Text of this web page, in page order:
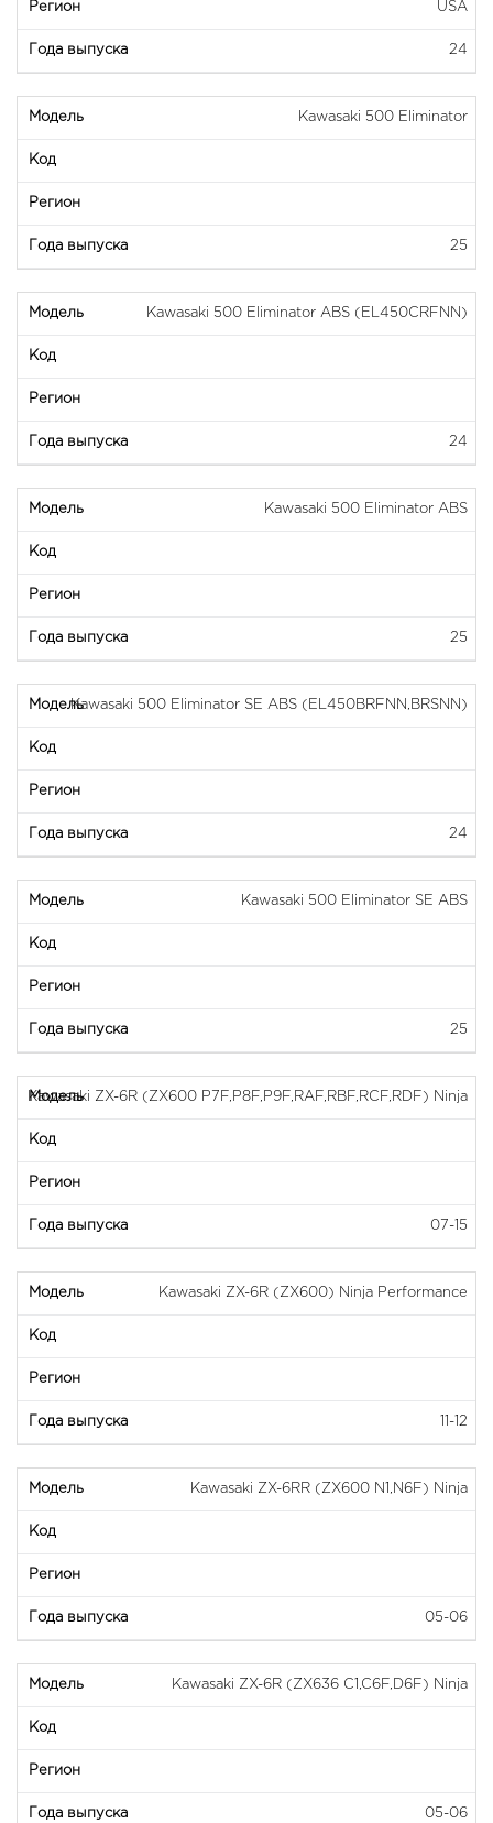
USA
24
Kawasaki 500 Eliminator
25
Kawasaki 500 Eliminator ABS (EL450CRFNN)
24
Kawasaki 500 Eliminator ABS
25
Kawasaki 500 Eliminator SE ABS (EL450BRFNN,BRSNN)
24
Kawasaki 500 Eliminator SE ABS
25
Kawasaki ZX-6R (ZX600 P7F,P8F,P9F,RAF,RBF,RCF,RDF) Ninja
07-15
Kawasaki ZX-6R (ZX600) Ninja Performance
11-12
Kawasaki ZX-6RR (ZX600 N1,N6F) Ninja
05-06
Kawasaki ZX-6R (ZX636 C1,C6F,D6F) Ninja
05-06